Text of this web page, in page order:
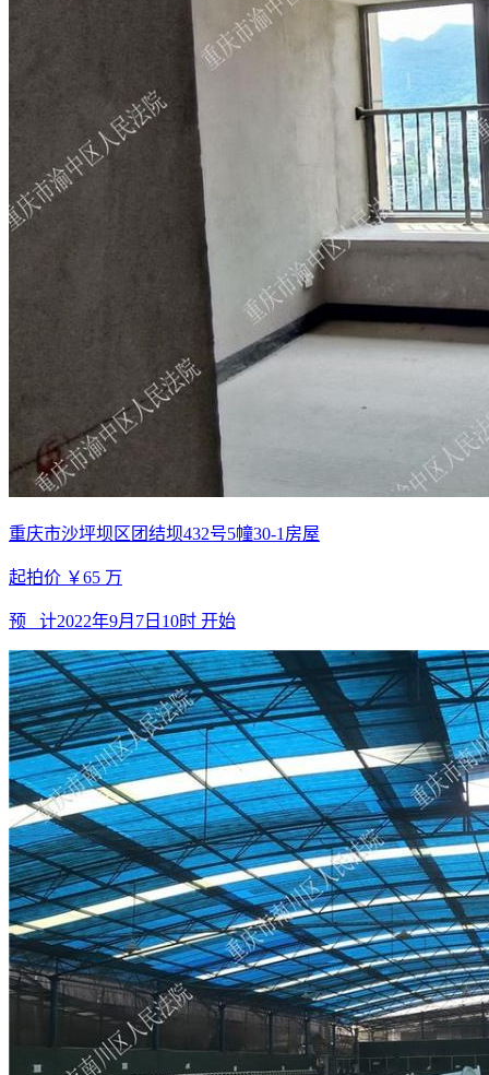
重庆市沙坪坝区团结坝432号5幢30-1房屋
起拍价 ￥65 万
预 计2022年9月7日10时 开始